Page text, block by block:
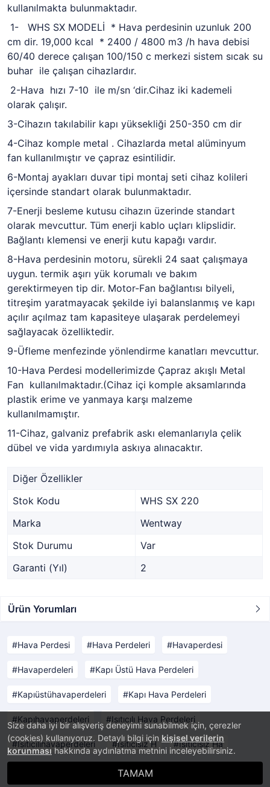
Size daha iyi bir alışveriş deneyimi sunabilmek için, çerezler
(cookies) kullanıyoruz. Detaylı bilgi için kişisel verilerin
korunmasıhakkında aydınlatma metnini inceleyebilirsiniz.
TAMAM
kullanılmakta bulunmaktadır.
1- WHS SX MODELİ * Hava perdesinin uzunluk 200
cm dir. 19,000 kcal * 2400 / 4800 m3 /h hava debisi
60/40 derece çalışan 100/150 c merkezi sistem sıcak su
buhar ile çalışan cihazlardır.
2-Hava hızı 7-10 ile m/sn ‘dir.Cihaz iki kademeli
olarak çalışır.
3-Cihazın takılabilir kapı yüksekliği 250-350 cm dir
4-Cihaz komple metal . Cihazlarda metal alüminyum
fan kullanılmıştır ve çapraz esintilidir.
6-Montaj ayakları duvar tipi montaj seti cihaz kolileri
içersinde standart olarak bulunmaktadır.
7-Enerji besleme kutusu cihazın üzerinde standart
olarak mevcuttur. Tüm enerji kablo uçları klipslidir.
Bağlantı klemensi ve enerji kutu kapağı vardır.
8-Hava perdesinin motoru, sürekli 24 saat çalışmaya
uygun. termik aşırı yük korumalı ve bakım
gerektirmeyen tip dir. Motor-Fan bağlantısı bilyeli,
titreşim yaratmayacak şekilde iyi balanslanmış ve kapı
açılır açılmaz tam kapasiteye ulaşarak perdelemeyi
sağlayacak özelliktedir.
9-Üfleme menfezinde yönlendirme kanatları mevcuttur.
10-Hava Perdesi modellerimizde Çapraz akışlı Metal
Fan kullanılmaktadır.(Cihaz içi komple aksamlarında
plastik erime ve yanmaya karşı malzeme
kullanılmamıştır.
11-Cihaz, galvaniz prefabrik askı elemanlarıyla çelik
dübel ve vida yardımıyla askıya alınacaktır.
Diğer Özellikler
Stok Kodu
WHS SX 220
Marka
Wentway
Stok Durumu
Var
Garanti (Yıl)
2
Ürün Yorumları
Hava Perdesi Hava Perdeleri Havaperdesi
Havaperdeleri Kapı Üstü Hava Perdeleri
Kapıüstühavaperdeleri Kapı Hava Perdeleri
Kapıhavaperdeleri Isıtıcılı Hava Perdeleri
Isıtıcılıhavaperdeleri İsitıcısız H İsitıcısız Ha
E-Ticaret Sistemi